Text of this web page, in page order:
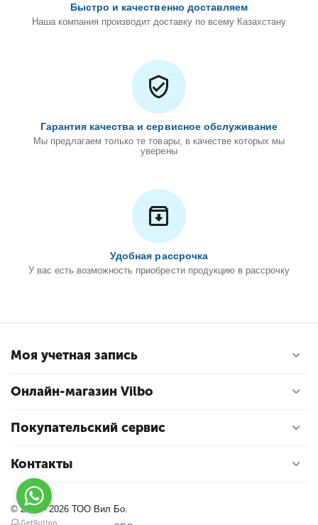
Быстро и качественно доставляем
Наша компания производит доставку по всему Казахстану
Гарантия качества и сервисное обслуживание
Мы предлагаем только те товары, в качестве которых мы
уверены
Удобная рассрочка
У вас есть возможность приобрести продукцию в рассрочку
Моя учетная запись
Онлайн-магазин Vilbo
Покупательский сервис
Контакты
© 2004 - 2026 ТОО Вил Бо.